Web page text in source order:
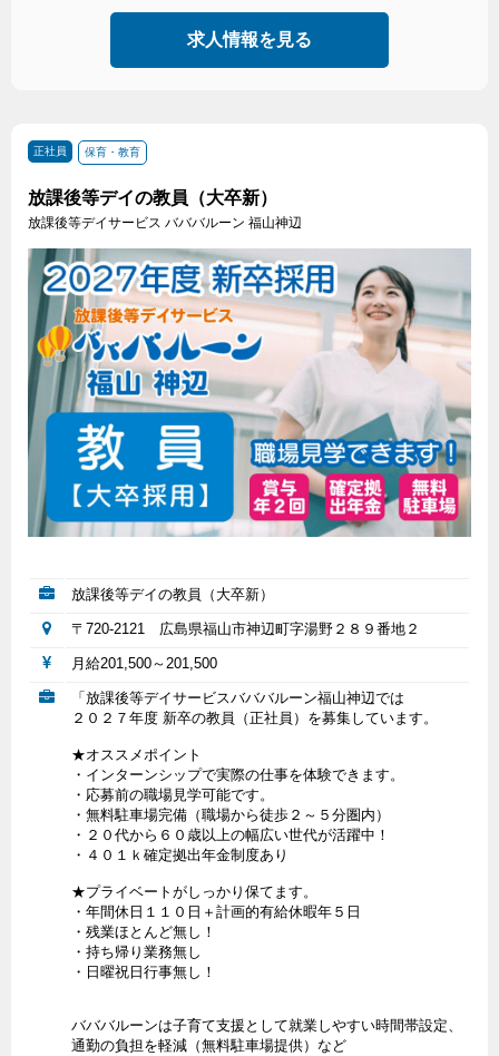
求人情報を見る
正社員 保育・教育
放課後等デイの教員（大卒新）
放課後等デイサービス バババルーン 福山神辺
放課後等デイの教員（大卒新）
〒720-2121 広島県福山市神辺町字湯野２８９番地２
月給201,500～201,500
「放課後等デイサービスバババルーン福山神辺では
２０２７年度 新卒の教員（正社員）を募集しています。
★オススメポイント
・インターンシップで実際の仕事を体験できます。
・応募前の職場見学可能です。
・無料駐車場完備（職場から徒歩２～５分圏内）
・２０代から６０歳以上の幅広い世代が活躍中！
・４０１ｋ確定拠出年金制度あり
★プライベートがしっかり保てます。
・年間休日１１０日＋計画的有給休暇年５日
・残業ほとんど無し！
・持ち帰り業務無し
・日曜祝日行事無し！
バババルーンは子育て支援として就業しやすい時間帯設定、
通勤の負担を軽減（無料駐車場提供）など